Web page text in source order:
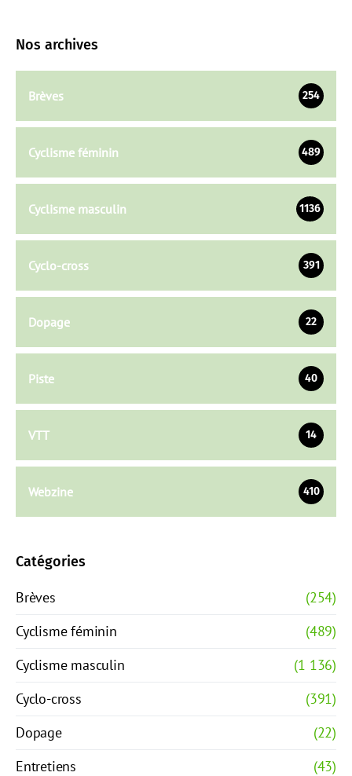
Nos archives
Brèves 254
Cyclisme féminin 489
Cyclisme masculin 1136
Cyclo-cross 391
Dopage 22
Piste 40
VTT 14
Webzine 410
Catégories
Brèves
(254)
Cyclisme féminin
(489)
Cyclisme masculin
(1 136)
Cyclo-cross
(391)
Dopage
(22)
Entretiens
(43)